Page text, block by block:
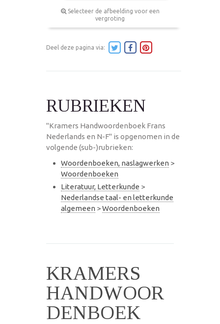
Selecteer de afbeelding voor een
vergroting
Deel deze pagina via:
RUBRIEKEN
"Kramers Handwoordenboek Frans
Nederlands en N-F" is opgenomen in de
volgende (sub-)rubrieken:
Woordenboeken, naslagwerken >
Woordenboeken
Literatuur, Letterkunde >
Nederlandse taal- en letterkunde
algemeen >Woordenboeken
KRAMERS
HANDWOOR
DENBOEK